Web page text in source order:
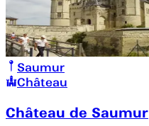
Saumur
Château
Château de Saumur